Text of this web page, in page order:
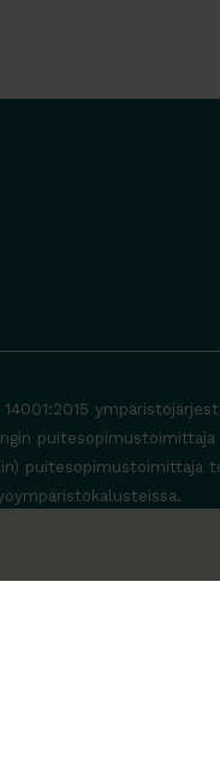
puitesopimustoimittaja